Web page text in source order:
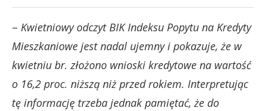
– Kwietniowy odczyt BIK Indeksu Popytu na Kredyty
Mieszkaniowe jest nadal ujemny i pokazuje, że w
kwietniu br. złożono wnioski kredytowe na wartość
o 16,2 proc. niższą niż przed rokiem. Interpretując
tę informację trzeba jednak pamiętać, że do